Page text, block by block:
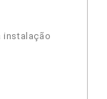
instalação